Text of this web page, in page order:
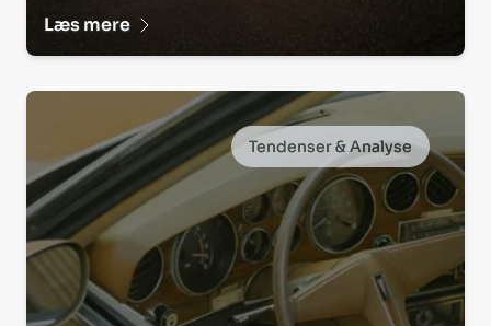
Læs mere
Tendenser & Analyse